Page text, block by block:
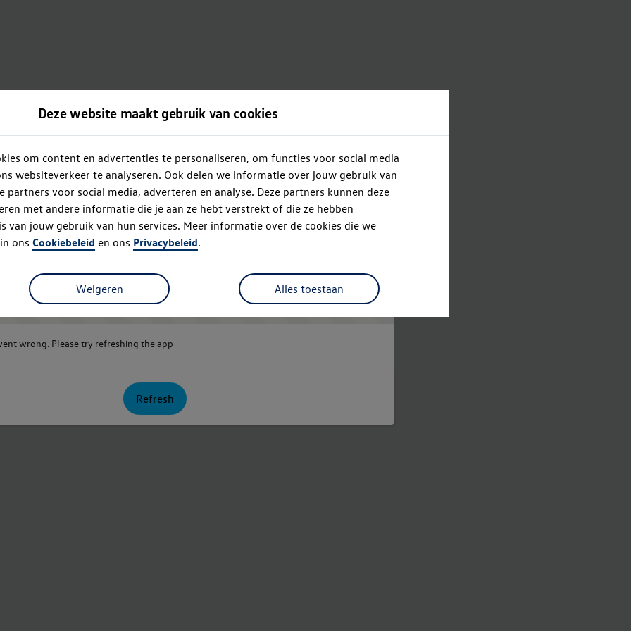
Deze website maakt gebruik van cookies
om content en advertenties te personaliseren, om functies voor social media
websiteverkeer te analyseren. Ook delen we informatie over jouw gebruik van
partners voor social media, adverteren en analyse. Deze partners kunnen deze
met andere informatie die je aan ze hebt verstrekt of die ze hebben
van jouw gebruik van hun services. Meer informatie over de cookies die we
ons Cookiebeleid en ons Privacybeleid.
Alles toestaan
Weigeren Oops!
wrong. Please try refreshing the app
Refresh